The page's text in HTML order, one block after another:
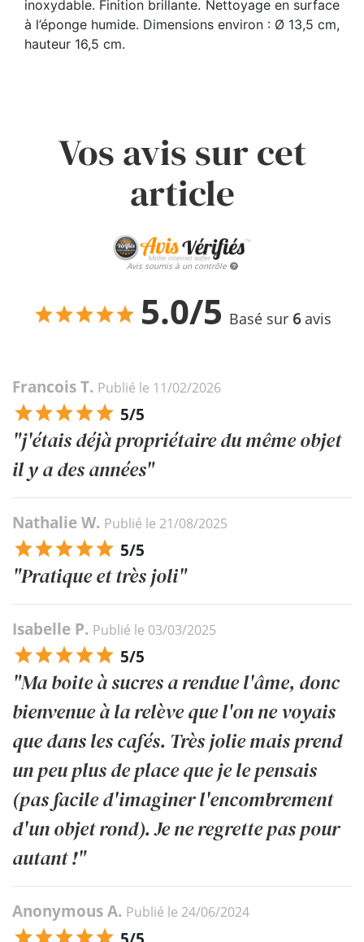
inoxydable. Finition brillante. Nettoyage en surface
à l’éponge humide. Dimensions environ : Ø 13,5 cm,
hauteur 16,5 cm.
Vos avis sur cet
article
Avis soumis à un contrôle
5.0/5 Basé sur 6avis
Francois T. Publié le 11/02/2026
5/5
"j'étais déjà propriétaire du même objet
il y a des années"
Nathalie W. Publié le 21/08/2025
5/5
"Pratique et très joli"
Isabelle P. Publié le 03/03/2025
5/5
"Ma boite à sucres a rendue l'âme, donc
bienvenue à la relève que l'on ne voyais
que dans les cafés. Très jolie mais prend
un peu plus de place que je le pensais
(pas facile d'imaginer l'encombrement
d'un objet rond). Je ne regrette pas pour
autant !"
Anonymous A. Publié le 24/06/2024